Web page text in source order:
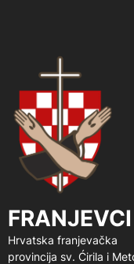
FRANJEVCI
Hrvatska franjevačka
provincija sv. Ćirila i